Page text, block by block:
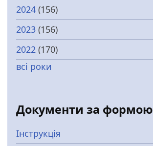
2024 (156)
2023 (156)
2022 (170)
всі роки
Документи за формою
Інструкція